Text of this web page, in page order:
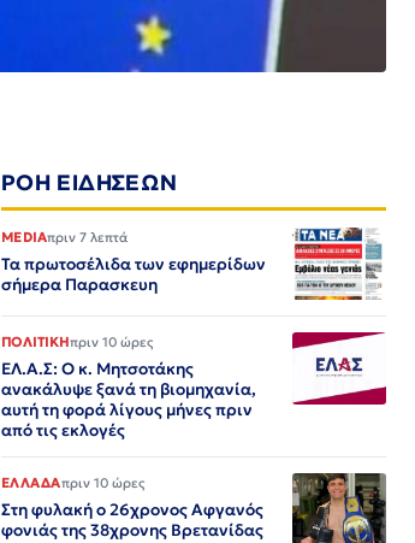
ΡΟΗ ΕΙΔΗΣΕΩΝ
MEDIAπριν 7 λεπτά
Τα πρωτοσέλιδα των εφημερίδων
σήμερα Παρασκευη
ΠΟΛΙΤΙΚΗπριν 10 ώρες
ΕΛ.Α.Σ: Ο κ. Μητσοτάκης
ανακάλυψε ξανά τη βιομηχανία,
αυτή τη φορά λίγους μήνες πριν
από τις εκλογές
ΕΛΛΑΔΑπριν 10 ώρες
Στη φυλακή ο 26χρονος Αφγανός
φονιάς της 38χρονης Βρετανίδας